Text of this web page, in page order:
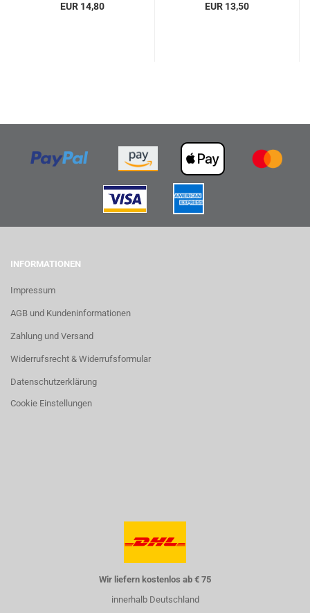
EUR 14,80 EUR 13,50
INFORMATIONEN
Impressum
AGB und Kundeninformationen
Zahlung und Versand
Widerrufsrecht & Widerrufsformular
Datenschutzerklärung
Cookie Einstellungen
Wir liefern kostenlos ab € 75
innerhalb Deutschland